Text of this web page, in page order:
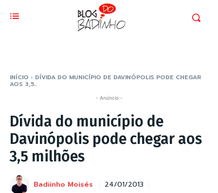
INÍCIO DÍVIDA DO MUNICÍPIO DE DAVINÓPOLIS PODE CHEGAR
AOS 3,5...
- Anúncio -
Dívida do município de
Davinópolis pode chegar aos
3,5 milhões
Badiinho Moisés 24/01/2013